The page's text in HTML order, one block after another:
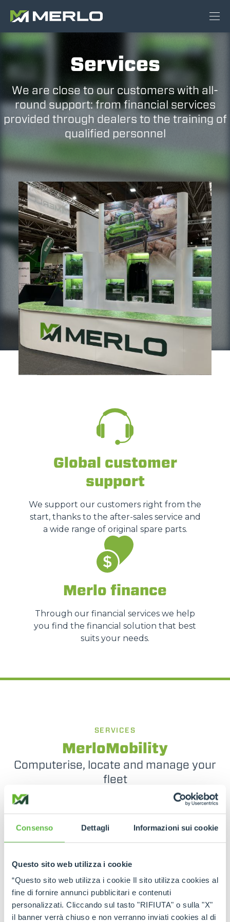
Consenso Dettagli Informazioni sui cookie
Questo sito web utilizza i cookie
“Questo sito web utilizza i cookie Il sito utilizza cookies al
fine di fornire annunci pubblicitari e contenuti
personalizzati. Cliccando sul tasto "RIFIUTA" o sulla "X"
il banner verrà chiuso e non verranno inviati cookies al di
Services
We are close to our customers with all-
round support: from financial services
provided through dealers to the training of
qualified personnel
Global customer
support
We support our customers right from the
start, thanks to the after-sales service and
a wide range of original spare parts.
Merlo finance
Through our financial services we help
you find the financial solution that best
suits your needs.
SERVICES
MerloMobility
Computerise, locate and manage your
fleet
Thanks to this unique technology, you can make
your telehandlers even smarter and more
connected. The operator can exploit the
information detected by the machine in an
integrated manner, optimising the operational
of activity.
SEE MORE